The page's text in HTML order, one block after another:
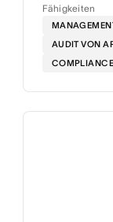
Fähigkeiten
AUDIT VON